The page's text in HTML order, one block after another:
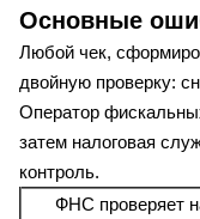
Основные
Любой чек,
двойную проверку:
Оператор
затем налоговая
контроль.
ФНС проверяет